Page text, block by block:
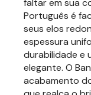
faltar em sua
Português é
seus elos
espessura
durabilidade e
elegante. O
acabamento